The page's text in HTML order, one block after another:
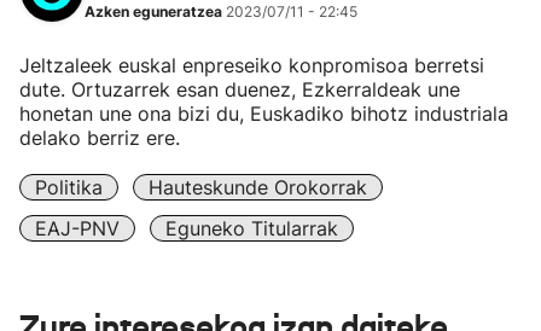
Azken eguneratzea 2023/07/11 - 22:45
Jeltzaleek euskal enpreseiko konpromisoa berretsi
dute. Ortuzarrek esan duenez, Ezkerraldeak une
honetan une ona bizi du, Euskadiko bihotz industriala
delako berriz ere.
Politika
Hauteskunde Orokorrak
EAJ-PNV
Eguneko Titularrak